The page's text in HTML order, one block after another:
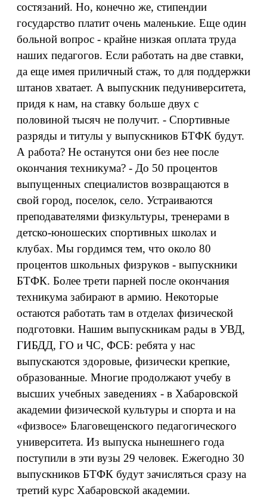
состязаний. Но, конечно же, стипендии
государство платит очень маленькие. Еще один
больной вопрос - крайне низкая оплата труда
наших педагогов. Если работать на две ставки,
да еще имея приличный стаж, то для поддержки
штанов хватает. А выпускник педуниверситета,
придя к нам, на ставку больше двух с
половиной тысяч не получит. - Спортивные
разряды и титулы у выпускников БТФК будут.
А работа? Не останутся они без нее после
окончания техникума? - До 50 процентов
выпущенных специалистов возвращаются в
свой город, поселок, село. Устраиваются
преподавателями физкультуры, тренерами в
детско-юношеских спортивных школах и
клубах. Мы гордимся тем, что около 80
процентов школьных физруков - выпускники
БТФК. Более трети парней после окончания
техникума забирают в армию. Некоторые
остаются работать там в отделах физической
подготовки. Нашим выпускникам рады в УВД,
ГИБДД, ГО и ЧС, ФСБ: ребята у нас
выпускаются здоровые, физически крепкие,
образованные. Многие продолжают учебу в
высших учебных заведениях - в Хабаровской
академии физической культуры и спорта и на
«физвосе» Благовещенского педагогического
университета. Из выпуска нынешнего года
поступили в эти вузы 29 человек. Ежегодно 30
выпускников БТФК будут зачисляться сразу на
третий курс Хабаровской академии.